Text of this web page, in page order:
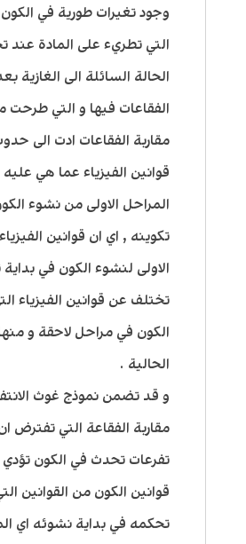
وجود تغيرات طورية في
التي تطريء على المادة عند
الحالة السائلة الى الغازية
الفقاعات فيها و التي
مقاربة الفقاعات ادت الى
قوانين الفيزياء عما هي
المراحل الاولى من نشوء
تكوينه , اي ان قوانين
الاولى لنشوء الكون في بداية
تختلف عن قوانين الفيزياء
الكون في مراحل لاحقة و
الحالية .
و قد تضمن نموذج غوث
مقاربة الفقاعة التي تفترض
تفرعات تحدث في الكون تؤدي
قوانين الكون من القوانين
تحكمه في بداية نشوئه اي